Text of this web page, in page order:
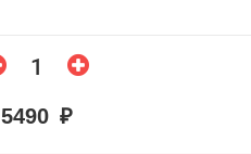
5490 ₽